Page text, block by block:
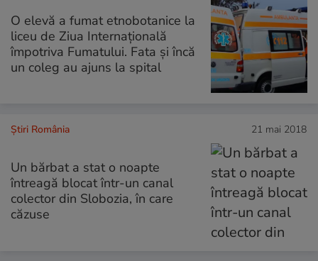
O elevă a fumat etnobotanice la
liceu de Ziua Internaţională
împotriva Fumatului. Fata și încă
un coleg au ajuns la spital
Știri România 21 mai 2018
Un bărbat a stat o noapte
întreagă blocat într-un canal
colector din Slobozia, în care
căzuse